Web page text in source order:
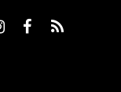
Facebook
RSS